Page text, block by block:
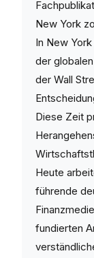
New York
In New
der
der Wall
Diese Zeit
Heute
führende
fundierten